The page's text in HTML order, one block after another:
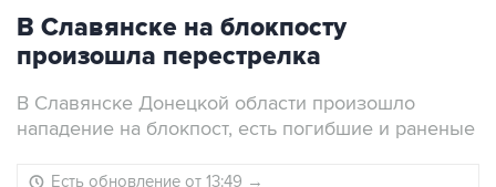
В Славянске на блокпосту
произошла перестрелка
В Славянске Донецкой области произошло
нападение на блокпост, есть погибшие и раненые
Есть обновление от 13:49 →